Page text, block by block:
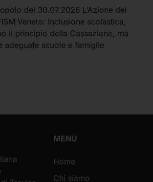
del 30.07.2026 L’Azione del
Veneto: Inclusione scolastica,
il principio della Cassazione, ma
adeguate scuole e famiglie
MENÙ
Home
Chi siamo